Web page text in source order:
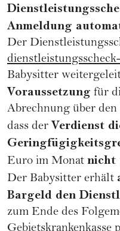
Anmeldung
Der
Babysitter
Voraussetzung für
Abrechnung über
dass der Verdienst
Euro im Monat nicht
Der Babysitter erhält
Bargeld den
zum Ende des